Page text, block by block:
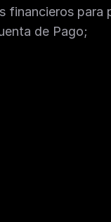
para
de Pago;